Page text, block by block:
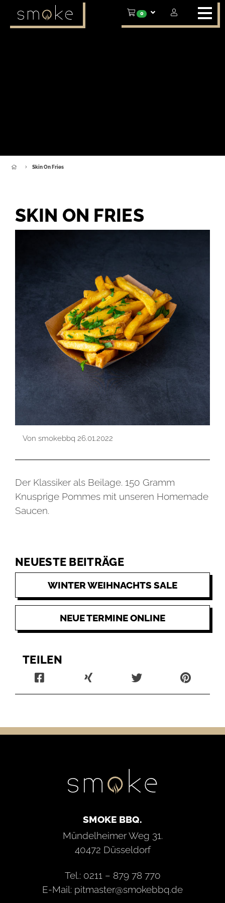
Skin On Fries
SKIN ON FRIES
Von smokebbq 26.01.2022
Der Klassiker als Beilage. 150 Gramm
Knusprige Pommes mit unseren Homemade
Saucen.
NEUESTE BEITRÄGE
WINTER WEIHNACHTS SALE
NEUE TERMINE ONLINE
TEILEN
SMOKE BBQ.
Mündelheimer Weg 31.
40472 Düsseldorf
Tel.: 0211 – 879 78 770
E-Mail: pitmaster@smokebbq.de
0